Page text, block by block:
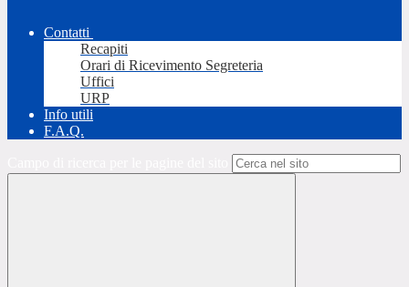
Contatti
Recapiti
Orari di Ricevimento Segreteria
Uffici
URP
Info utili
F.A.Q.